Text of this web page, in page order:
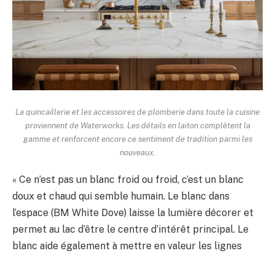
La quincaillerie et les accessoires de plomberie dans toute la cuisine
proviennent de Waterworks. Les détails en laiton complètent la
gamme et renforcent encore ce sentiment de tradition parmi les
nouveaux.
« Ce n’est pas un blanc froid ou froid, c’est un blanc
doux et chaud qui semble humain. Le blanc dans
l’espace (BM White Dove) laisse la lumière décorer et
permet au lac d’être le centre d’intérêt principal. Le
blanc aide également à mettre en valeur les lignes